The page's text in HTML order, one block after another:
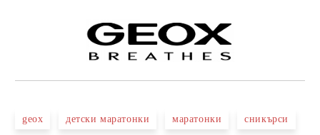
geox детски маратонки маратонки сникърси